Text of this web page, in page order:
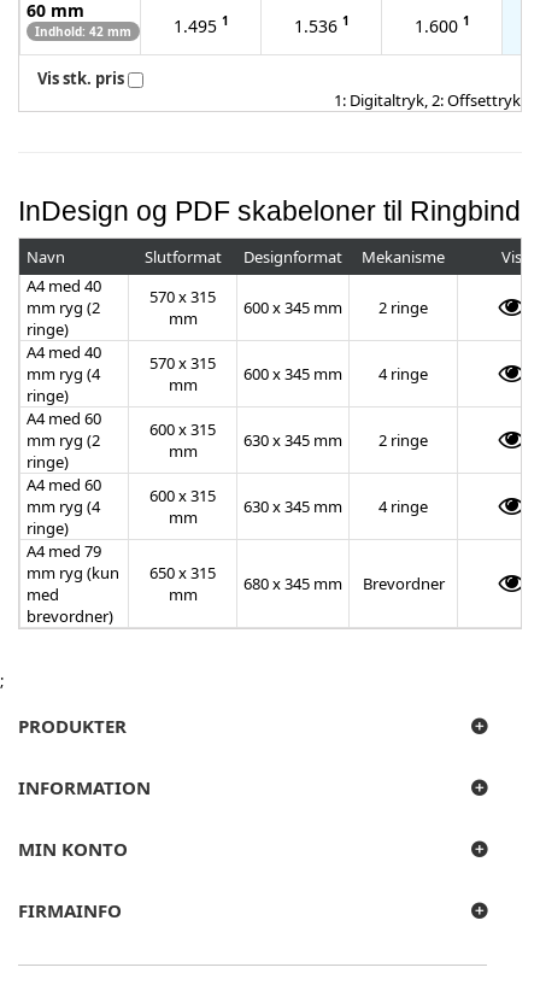
60 mm
Indhold: 42 mm 1.495 1 1.536 1 1.600 1
Vis stk. pris
1: Digitaltryk, 2: Offsettryk
InDesign og PDF skabeloner til Ringbind
Navn Slutformat Designformat Mekanisme
Vis
A4 med 40
mm ryg (2
ringe)
570 x 315
mm
600 x 345 mm 2 ringe
A4 med 40
mm ryg (4
ringe)
570 x 315
mm
600 x 345 mm 4 ringe
A4 med 60
mm ryg (2
ringe)
600 x 315
mm
630 x 345 mm 2 ringe
A4 med 60
mm ryg (4
ringe)
600 x 315
mm
630 x 345 mm 4 ringe
A4 med 79
mm ryg (kun
med
brevordner)
650 x 315
mm
680 x 345 mm Brevordner
;
PRODUKTER
INFORMATION
MIN KONTO
FIRMAINFO